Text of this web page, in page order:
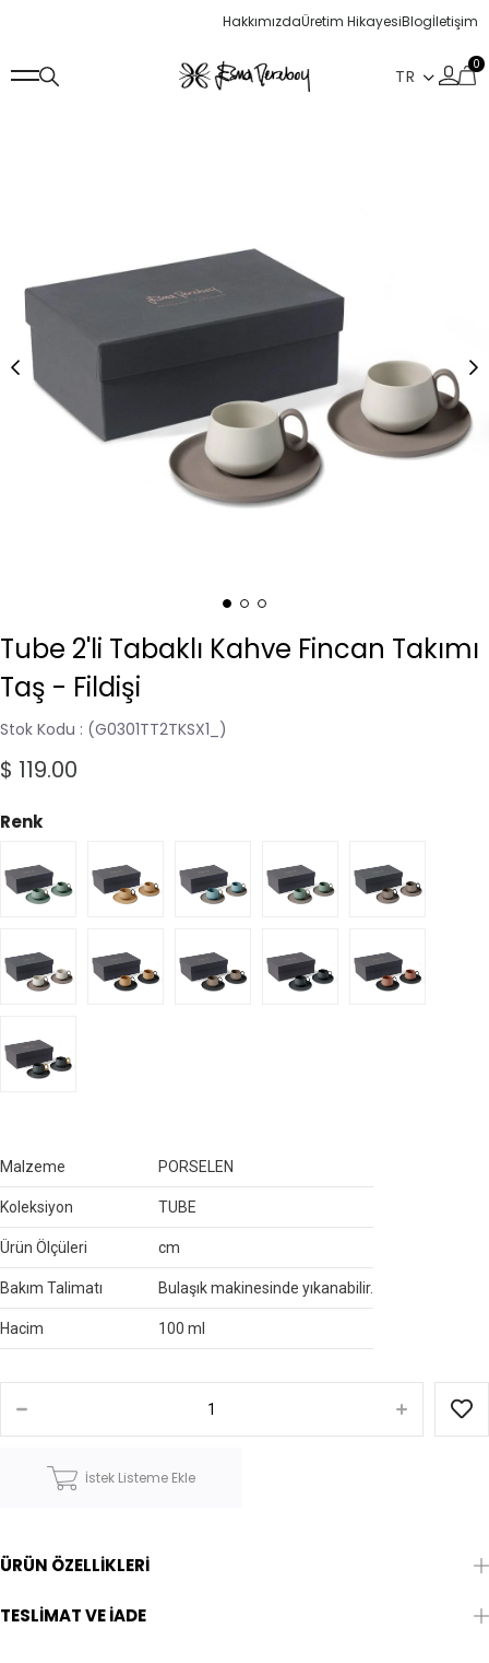
HakkımızdaÜretim HikayesiBlogİletişim
0
Tube 2'li Tabaklı Kahve Fincan Takımı
Taş - Fildişi
Stok Kodu (G0301TT2TKSX1_)
$ 119.00
Renk
Malzeme PORSELEN
Koleksiyon TUBE
Ürün Ölçüleri cm
Bakım Talimatı Bulaşık makinesinde yıkanabilir.
Hacim 100 ml
İstek Listeme Ekle
ÜRÜN ÖZELLIKLERI
TESLIMAT VE İADE